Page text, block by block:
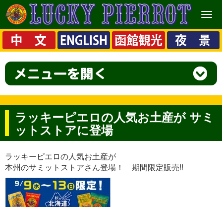
メ
ニ
ュ
ー
ラッキーピエロの人気お土産が サミ
ットストアに登場
ラッキーピエロの人気お土産が
本州のサミットストアさん登場！ 期間限定販売!!